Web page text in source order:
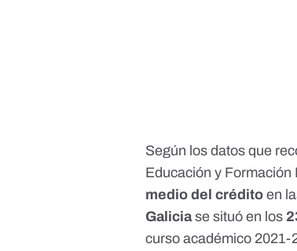
Según los datos que
Educación y
medio del crédito en
Galiciase situó en los
curso académico 2021-